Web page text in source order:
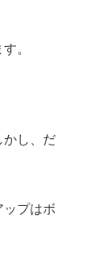
。
かし、だ
ップはボ